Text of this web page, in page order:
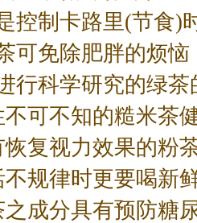
控制卡路里(节食)
可免除肥胖的烦恼
科学研究的绿茶
可不知的糙米茶
复视力效果的粉
规律时更要喝新
之成分具有预防糖